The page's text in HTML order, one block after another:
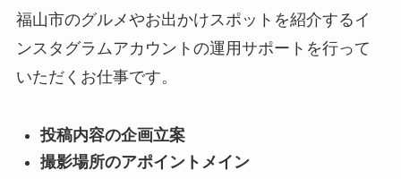
福山市のグルメやお出かけスポットを紹介するイ
ンスタグラムアカウントの運用サポートを行って
いただくお仕事です。
投稿内容の企画立案
撮影場所のアポイントメイン